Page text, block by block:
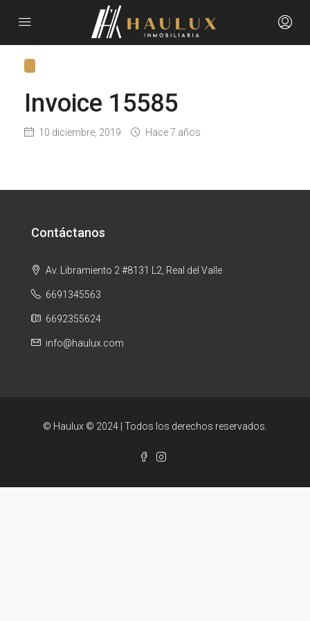
Invoice 15585
10 diciembre, 2019 Hace 7 años
Contáctanos
Av. Libramiento 2 #8131 L2, Real del Valle
6691345563
6692355624
info@haulux.com
© Haulux © 2024 | Todos los derechos reservados.